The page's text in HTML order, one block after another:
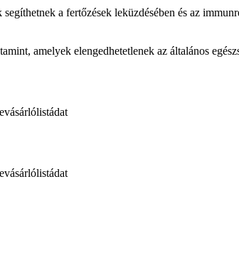
segíthetnek a fertőzések leküzdésében és az
amelyek elengedhetetlenek az általános